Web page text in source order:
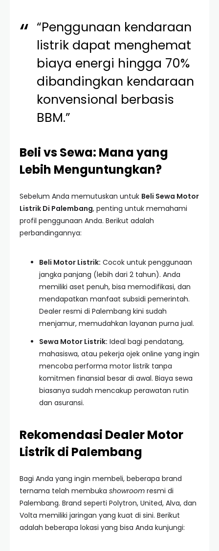
“Penggunaan kendaraan
listrik dapat menghemat
biaya energi hingga 70%
dibandingkan kendaraan
konvensional berbasis
BBM.”
Beli vs Sewa: Mana yang
Lebih Menguntungkan?
Sebelum Anda memutuskan untuk Beli Sewa Motor
Listrik Di Palembang, penting untuk memahami
profil penggunaan Anda. Berikut adalah
perbandingannya:
Beli Motor Listrik: Cocok untuk penggunaan
jangka panjang (lebih dari 2 tahun). Anda
memiliki aset penuh, bisa memodifikasi, dan
mendapatkan manfaat subsidi pemerintah.
Dealer resmi di Palembang kini sudah
menjamur, memudahkan layanan purna jual.
Sewa Motor Listrik: Ideal bagi pendatang,
mahasiswa, atau pekerja ojek online yang ingin
mencoba performa motor listrik tanpa
komitmen finansial besar di awal. Biaya sewa
biasanya sudah mencakup perawatan rutin
dan asuransi.
Rekomendasi Dealer Motor
Listrik di Palembang
Bagi Anda yang ingin membeli, beberapa brand
ternama telah membuka showroom resmi di
Palembang. Brand seperti Polytron, United, Alva, dan
Volta memiliki jaringan yang kuat di sini. Berikut
adalah beberapa lokasi yang bisa Anda kunjungi: